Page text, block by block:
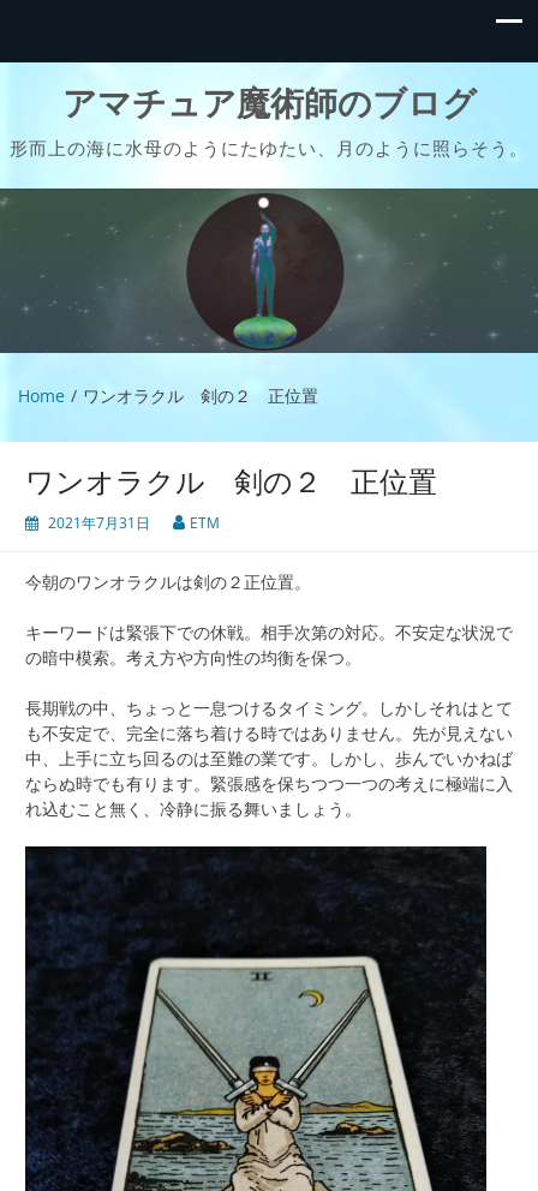
アマチュア魔術師のブログ
形而上の海に水母のようにたゆたい、月のように照らそう。
Home ワンオラクル 剣の２ 正位置
ワンオラクル 剣の２ 正位置
2021年7月31日 ETM
今朝のワンオラクルは剣の２正位置。
キーワードは緊張下での休戦。相手次第の対応。不安定な状況で
の暗中模索。考え方や方向性の均衡を保つ。
長期戦の中、ちょっと一息つけるタイミング。しかしそれはとて
も不安定で、完全に落ち着ける時ではありません。先が見えない
中、上手に立ち回るのは至難の業です。しかし、歩んでいかねば
ならぬ時でも有ります。緊張感を保ちつつ一つの考えに極端に入
れ込むこと無く、冷静に振る舞いましょう。